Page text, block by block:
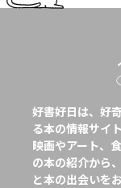
好書好日は、好
る本の情報サイト
映画やアート、
の本の紹介から
と本の出会いを